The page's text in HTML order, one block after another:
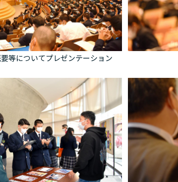
等についてプレゼンテーション